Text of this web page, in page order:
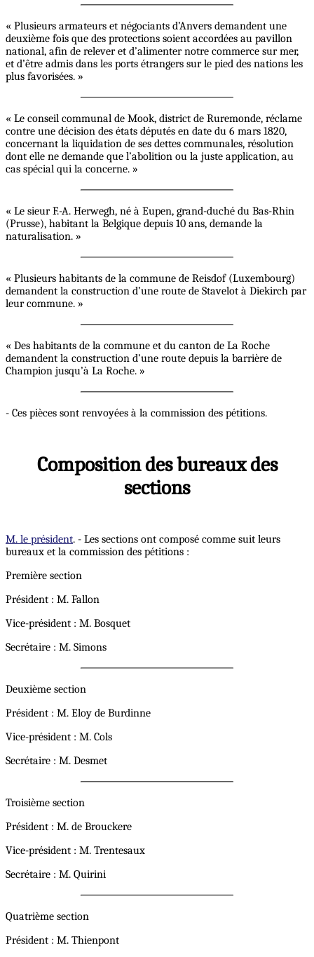
« Plusieurs armateurs et négociants d’Anvers demandent une
deuxième fois que des protections soient accordées au pavillon
national, afin de relever et d’alimenter notre commerce sur mer,
et d’être admis dans les ports étrangers sur le pied des nations les
plus favorisées. »
« Le conseil communal de Mook, district de Ruremonde, réclame
contre une décision des états députés en date du 6 mars 1820,
concernant la liquidation de ses dettes communales, résolution
dont elle ne demande que l’abolition ou la juste application, au
cas spécial qui la concerne. »
« Le sieur F.-A. Herwegh, né à Eupen, grand-duché du Bas-Rhin
(Prusse), habitant la Belgique depuis 10 ans, demande la
naturalisation. »
« Plusieurs habitants de la commune de Reisdof (Luxembourg)
demandent la construction d’une route de Stavelot à Diekirch par
leur commune. »
« Des habitants de la commune et du canton de La Roche
demandent la construction d’une route depuis la barrière de
Champion jusqu’à La Roche. »
- Ces pièces sont renvoyées à la commission des pétitions.
Composition des bureaux des
sections
M. le président. - Les sections ont composé comme suit leurs
bureaux et la commission des pétitions :
Première section
Président : M. Fallon
Vice-président : M. Bosquet
Secrétaire : M. Simons
Deuxième section
Président : M. Eloy de Burdinne
Vice-président : M. Cols
Secrétaire : M. Desmet
Troisième section
Président : M. de Brouckere
Vice-président : M. Trentesaux
Secrétaire : M. Quirini
Quatrième section
Président : M. Thienpont